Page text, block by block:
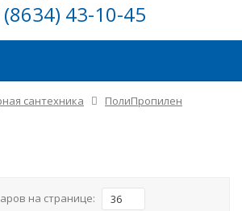
(8634) 43-10-45
сантехника
ПолиПропилен
на странице: 36